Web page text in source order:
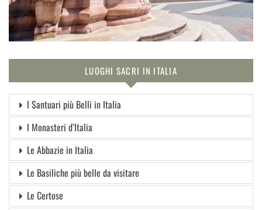
LUOGHI SACRI IN ITALIA
I Santuari più Belli in Italia
I Monasteri d’Italia
Le Abbazie in Italia
Le Basiliche più belle da visitare
Le Certose